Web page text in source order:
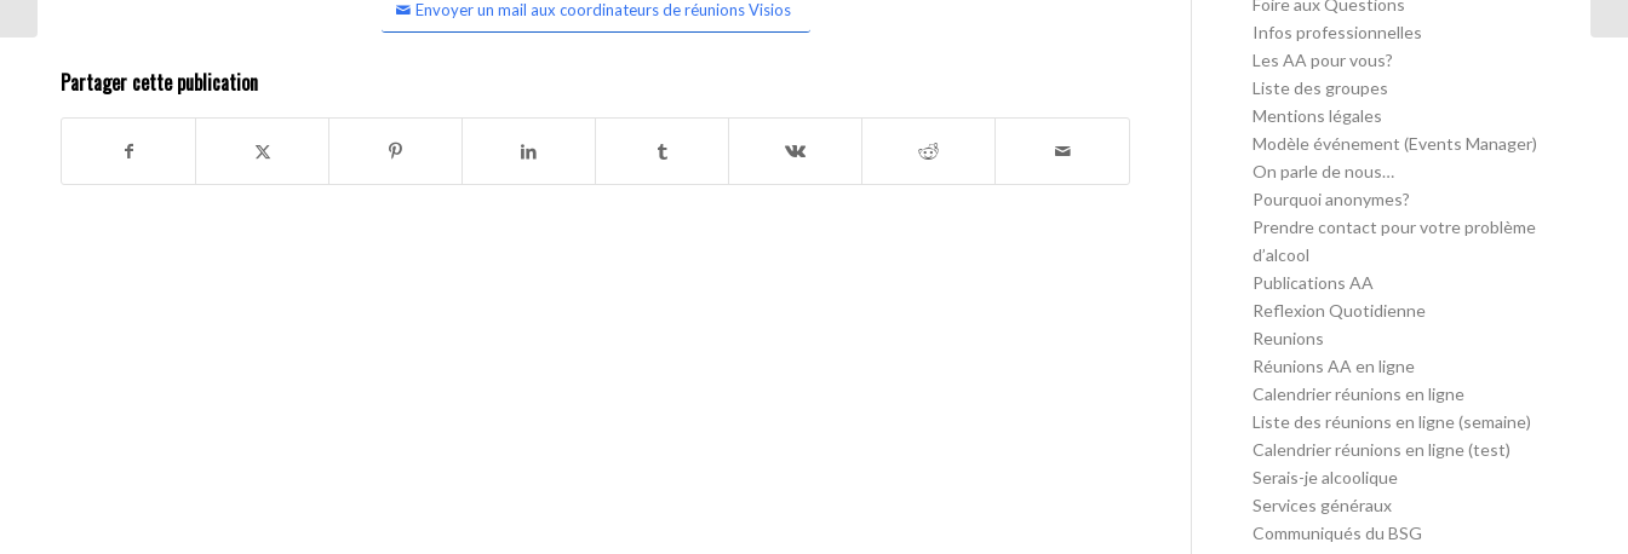
Envoyer un mail aux coordinateurs de réunions Visios
Partager cette publication
Foire aux Questions
Infos professionnelles
Les AA pour vous?
Liste des groupes
Mentions légales
Modèle événement (Events Manager)
On parle de nous…
Pourquoi anonymes?
Prendre contact pour votre problème
d’alcool
Publications AA
Reflexion Quotidienne
Reunions
Réunions AA en ligne
Calendrier réunions en ligne
Liste des réunions en ligne (semaine)
Calendrier réunions en ligne (test)
Serais-je alcoolique
Services généraux
Communiqués du BSG